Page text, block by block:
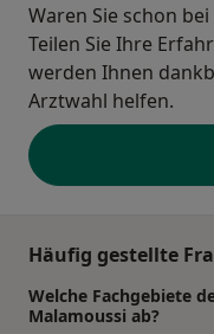
Waren Sie schon
Teilen Sie Ihre
werden Ihnen
Arztwahl helfen.
Häufig gestellte
Welche Fachgebiete
Malamoussi ab?